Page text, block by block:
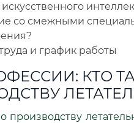
со смежными
и график работы
КТО
производству